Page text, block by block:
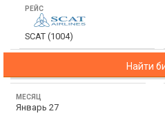
SCAT (1004)
Найти
Январь 27